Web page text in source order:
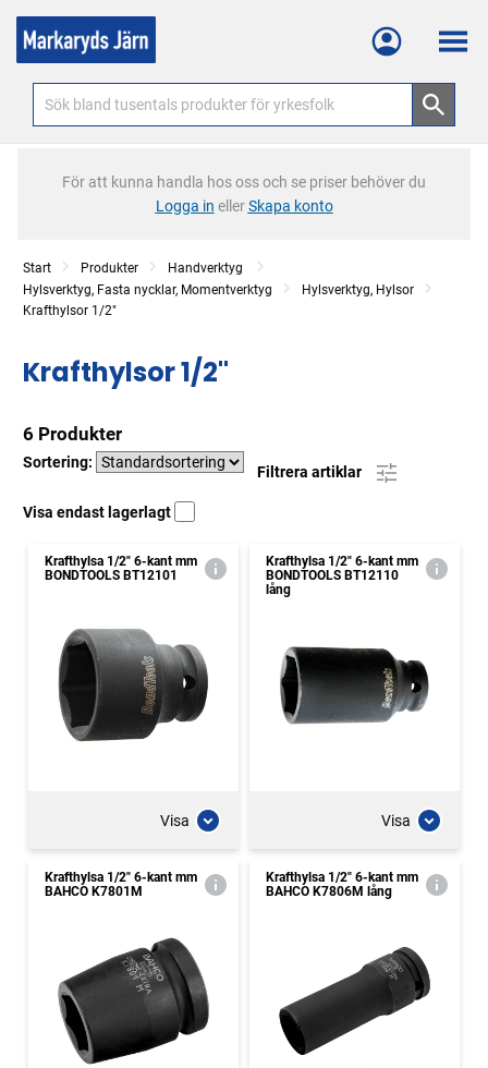
Meny
För att kunna handla hos oss och se priser behöver du
Logga in ellerSkapa konto
Start Produkter
Handverktyg
Hylsverktyg, Fasta nycklar, Momentverktyg
Hylsverktyg, Hylsor
Krafthylsor 1/2"
Krafthylsor 1/2"
6 Produkter
Sortering:
Filtrera artiklar
Visa endast lagerlagt
Krafthylsa 1/2" 6-kant mm
BONDTOOLS BT12101
Visa
Krafthylsa 1/2" 6-kant mm
BONDTOOLS BT12110
lång
Visa
Krafthylsa 1/2" 6-kant mm
BAHCO K7801M
Krafthylsa 1/2" 6-kant mm
BAHCO K7806M lång